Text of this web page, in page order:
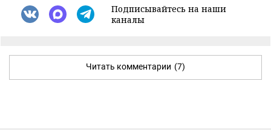
Подписывайтесь на наши
каналы
Читать комментарии (7)